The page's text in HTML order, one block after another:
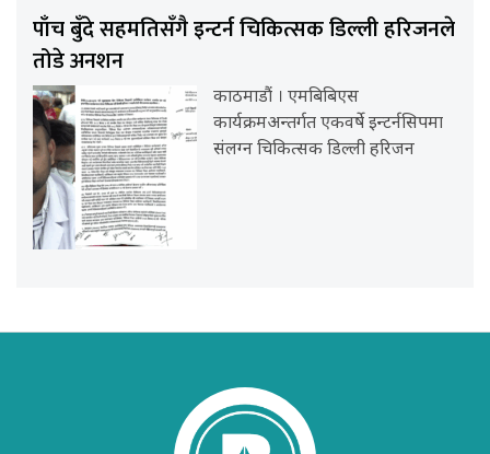
पाँच बुँदे सहमतिसँगै इन्टर्न चिकित्सक डिल्ली हरिजनले
तोडे अनशन
काठमाडौं । एमबिबिएस
कार्यक्रमअन्तर्गत एकवर्षे इन्टर्नसिपमा
संलग्न चिकित्सक डिल्ली हरिजन